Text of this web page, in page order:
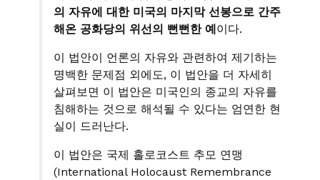
의 자유에 대한 미국의 마지막 선봉으로 간주
해온 공화당의 위선의 뻔뻔한 예 이다.
이 법안이 언론의 자유와 관련하여 제기하는
명백한 문제점 외에도, 이 법안을 더 자세히
살펴보면 이 법안은 미국인의 종교의 자유를
침해하는 것으로 해석될 수 있다는 엄연한 현
실이 드러난다.
이 법안은 국제 홀로코스트 추모 연맹
(International Holocaust Remembrance